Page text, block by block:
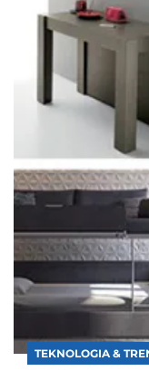
TEKNOLOGIA &